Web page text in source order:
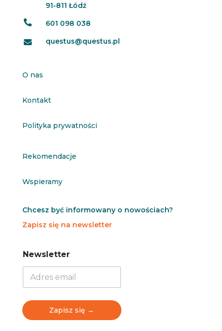
91-811 Łódź
 601 098 038
 questus@questus.pl
O nas
Kontakt
Polityka prywatności
Rekomendacje
Wspieramy
Chcesz być informowany o nowościach?
Zapisz się na newsletter
e
w
l
t
t
e
e
w
l
t
t
e
Newsletter
Zapisz się →